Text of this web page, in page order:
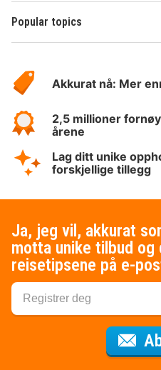
Popular topics
Hotelspecials
Akkurat nå: Mer
2,5 millioner
årene
Lag ditt unike
forskjellige tillegg
Ja, jeg vil, akkurat
motta unike tilbud og
reisetipsene på e-